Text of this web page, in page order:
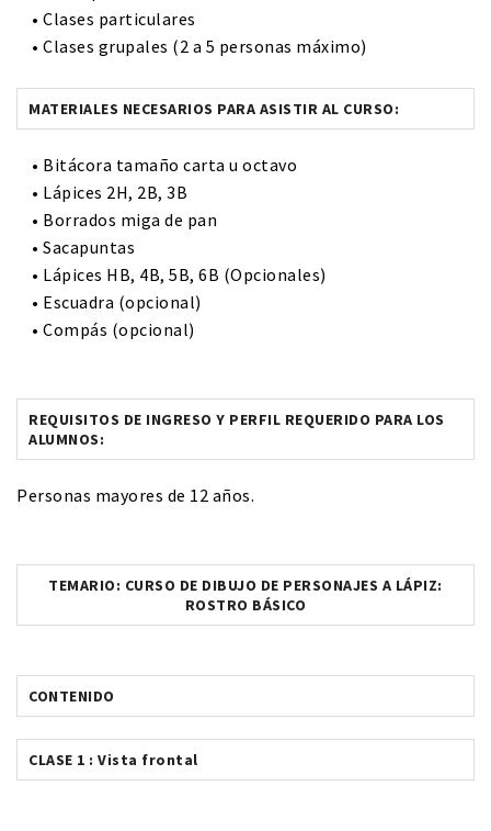
• Clases particulares
• Clases grupales (2 a 5 personas máximo)
MATERIALES NECESARIOS PARA ASISTIR AL CURSO:
• Bitácora tamaño carta u octavo
• Lápices 2H, 2B, 3B
• Borrados miga de pan
• Sacapuntas
• Lápices HB, 4B, 5B, 6B (Opcionales)
• Escuadra (opcional)
• Compás (opcional)
REQUISITOS DE INGRESO Y PERFIL REQUERIDO PARA LOS
ALUMNOS:
Personas mayores de 12 años.
TEMARIO: CURSO DE DIBUJO DE PERSONAJES A LÁPIZ:
ROSTRO BÁSICO
CONTENIDO
CLASE 1 : Vista frontal